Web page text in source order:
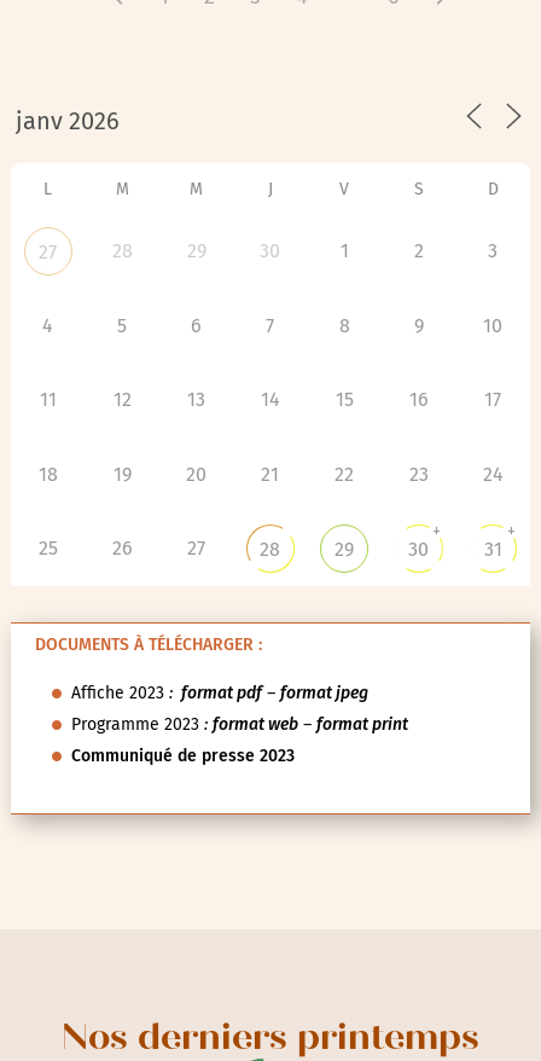
L M M J V S D
27 28 29 30 1 2 3
4 5 6 7 8 9 10
11 12 13 14 15 16 17
18 19 20 21 22 23 24
25 26 27 28 29 30
+
31
+
DOCUMENTS À TÉLÉCHARGER :
Affiche 2023: format pdf– format jpeg
Programme 2023 : format web– format print
Communiqué de presse 2023
Nos derniers printemps